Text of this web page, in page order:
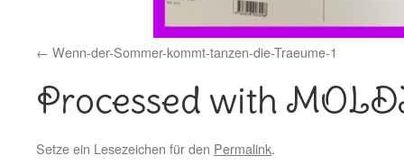
Wenn-der-Sommer-kommt-tanzen-die-Traeume-1
Processed with
Setze ein Lesezeichen für den Permalink.